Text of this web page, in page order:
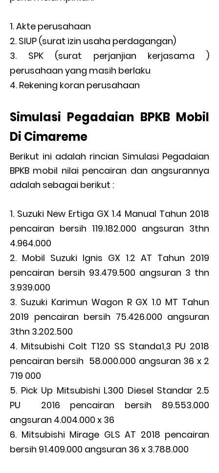
Akte perusahaan
SIUP (surat izin usaha perdagangan)
SPK (surat perjanjian kerjasama )
perusahaan yang masih berlaku
Rekening koran perusahaan
Simulasi Pegadaian BPKB Mobil
Di Cimareme
Berikut ini adalah rincian Simulasi Pegadaian
BPKB mobil nilai pencairan dan angsurannya
adalah sebagai berikut :
Suzuki New Ertiga GX 1.4 Manual Tahun 2018
pencairan bersih 119.182.000 angsuran 3thn
4.964.000
Mobil Suzuki Ignis GX 1.2 AT Tahun 2019
pencairan bersih 93.479.500 angsuran 3 thn
3.939.000
Suzuki Karimun Wagon R GX 1.0 MT Tahun
2019 pencairan bersih 75.426.000 angsuran
3thn 3.202.500
Mitsubishi Colt T120 SS Standa1,3 PU 2018
pencairan bersih 58.000.000 angsuran 36 x 2
719 000
Pick Up Mitsubishi L300 Diesel Standar 2.5
PU 2016 pencairan bersih 89.553.000
angsuran 4.004.000 x 36
Mitsubishi Mirage GLS AT 2018 pencairan
bersih 91.409.000 angsuran 36 x 3.788.000